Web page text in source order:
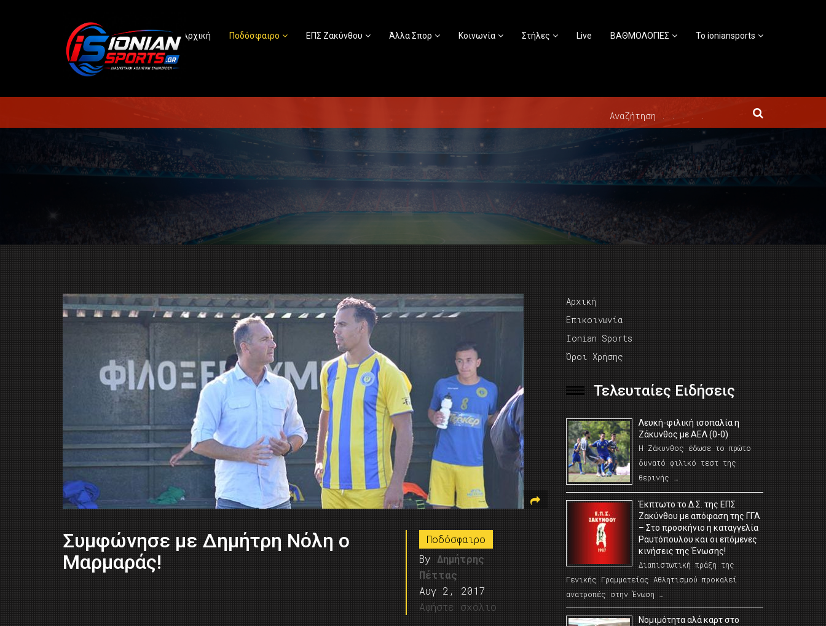
Αρχική Ποδόσφαιρο ΕΠΣ Ζακύνθου Άλλα Σπορ Κοινωνία Στήλες Live ΒΑΘΜΟΛΟΓΙΕΣ Το ioniansports
Συμφώνησε με Δημήτρη Νόλη ο
Μαρμαράς!
Ποδόσφαιρο
By Δημήτρης
Πέττας
Αυγ 2, 2017
Αφήστε σχόλιο
Αρχική
Επικοινωνία
Ionian Sports
Όροι Χρήσης
Τελευταίες Ειδήσεις
Λευκή-φιλική ισοπαλία η
Ζάκυνθος με ΑΕΛ (0-0)
Η Ζάκυνθος έδωσε το πρώτο
δυνατό φιλικό τεστ της
θερινής …
Έκπτωτο το Δ.Σ. της ΕΠΣ
Ζακύνθου με απόφαση της ΓΓΑ
– Στο προσκήνιο η καταγγελία
Ραυτόπουλου και οι επόμενες
κινήσεις της Ένωσης!
Διαπιστωτική πράξη της
Γενικής Γραμματείας Αθλητισμού προκαλεί
ανατροπές στην Ένωση …
Νομιμότητα αλά καρτ στο